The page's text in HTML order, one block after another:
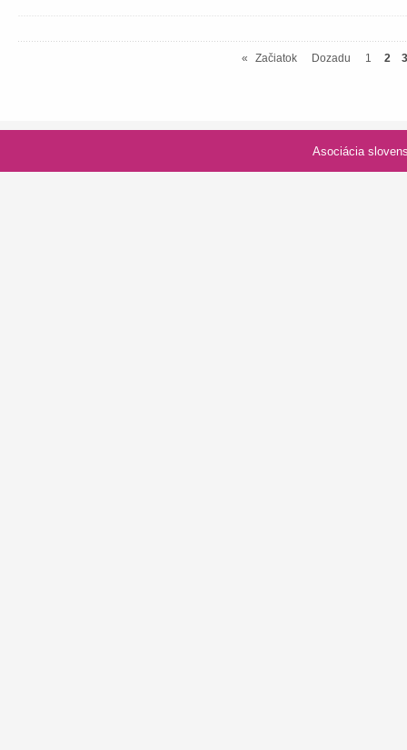
« Začiatok Dozadu 1 2 3
Asociácia slovenských